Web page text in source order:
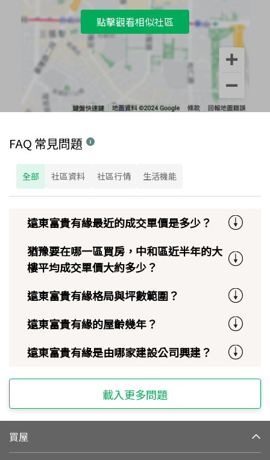
點擊觀看相似社區
FAQ 常見問題
全部 社區資料 社區行情 生活機能
遠東富貴有緣最近的成交單價是多少？
猶豫要在哪一區買房，中和區近半年的大
樓平均成交單價大約多少？
遠東富貴有緣格局與坪數範圍？
遠東富貴有緣的屋齡幾年？
遠東富貴有緣是由哪家建設公司興建？
載入更多問題
買屋